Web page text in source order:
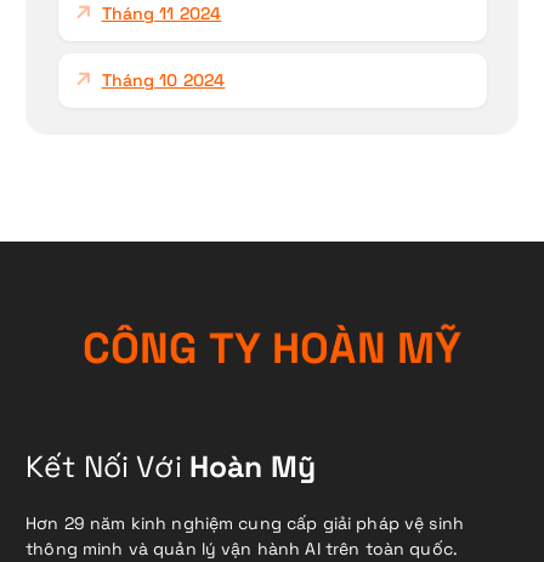
Tháng 11 2024
Tháng 10 2024
CÔNG TY HOÀN MỸ
Kết Nối Với Hoàn Mỹ
Hơn 29 năm kinh nghiệm cung cấp giải pháp vệ sinh
thông minh và quản lý vận hành AI trên toàn quốc.